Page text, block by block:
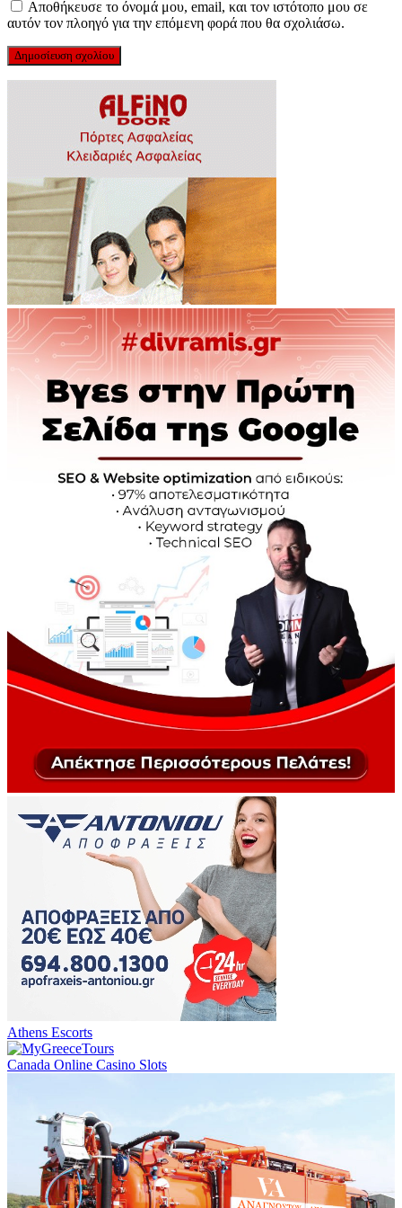
Αποθήκευσε το όνομά μου, email, και τον ιστότοπο μου σε
αυτόν τον πλοηγό για την επόμενη φορά που θα σχολιάσω.
Athens Escorts
Canada Online Casino Slots